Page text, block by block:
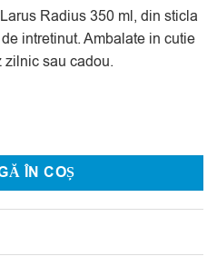
Radius 350 ml, din sticla
intretinut. Ambalate in cutie
zilnic sau cadou.
la Bohemia 350 ml Larus Radius
ÎN COȘ